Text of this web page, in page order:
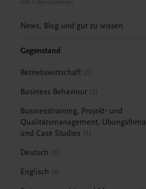
Alle Filter entfernen
News, Blog und gut zu wissen
Gegenstand
Betriebswirtschaft 7
Business Behaviour 2
Businesstraining, Projekt- und
Qualitätsmanagement, Übungsfirma
und Case Studies
3
Deutsch 9
Englisch 4